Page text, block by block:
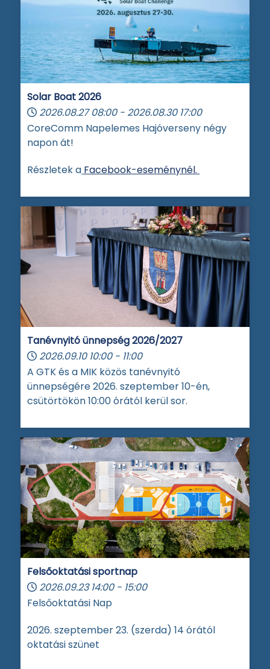
Solar Boat 2026
2026.08.27 08:00 - 2026.08.30 17:00
CoreComm Napelemes Hajóverseny négy
napon át!
Részletek a Facebook-eseménynél.
Tanévnyitó ünnepség 2026/2027
2026.09.10 10:00 - 11:00
A GTK és a MIK közös tanévnyitó
ünnepségére 2026. szeptember 10-én,
csütörtökön 10:00 órától kerül sor.
Felsőoktatási sportnap
2026.09.23 14:00 - 15:00
Felsőoktatási Nap
2026. szeptember 23. (szerda) 14 órától
oktatási szünet